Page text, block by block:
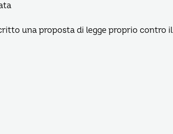
una proposta di legge proprio contro il